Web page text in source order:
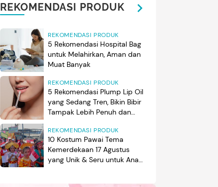
REKOMENDASI PRODUK
REKOMENDASI PRODUK
5 Rekomendasi Hospital Bag
untuk Melahirkan, Aman dan
Muat Banyak
REKOMENDASI PRODUK
5 Rekomendasi Plump Lip Oil
yang Sedang Tren, Bikin Bibir
Tampak Lebih Penuh dan
REKOMENDASI PRODUK
10 Kostum Pawai Tema
Kemerdekaan 17 Agustus
yang Unik & Seru untuk Anak